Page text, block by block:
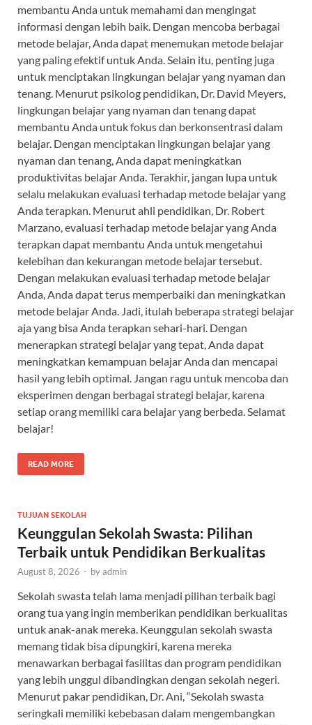
membantu Anda untuk memahami dan mengingat
informasi dengan lebih baik. Dengan mencoba berbagai
metode belajar, Anda dapat menemukan metode belajar
yang paling efektif untuk Anda. Selain itu, penting juga
untuk menciptakan lingkungan belajar yang nyaman dan
tenang. Menurut psikolog pendidikan, Dr. David Meyers,
lingkungan belajar yang nyaman dan tenang dapat
membantu Anda untuk fokus dan berkonsentrasi dalam
belajar. Dengan menciptakan lingkungan belajar yang
nyaman dan tenang, Anda dapat meningkatkan
produktivitas belajar Anda. Terakhir, jangan lupa untuk
selalu melakukan evaluasi terhadap metode belajar yang
Anda terapkan. Menurut ahli pendidikan, Dr. Robert
Marzano, evaluasi terhadap metode belajar yang Anda
terapkan dapat membantu Anda untuk mengetahui
kelebihan dan kekurangan metode belajar tersebut.
Dengan melakukan evaluasi terhadap metode belajar
Anda, Anda dapat terus memperbaiki dan meningkatkan
metode belajar Anda. Jadi, itulah beberapa strategi belajar
aja yang bisa Anda terapkan sehari-hari. Dengan
menerapkan strategi belajar yang tepat, Anda dapat
meningkatkan kemampuan belajar Anda dan mencapai
hasil yang lebih optimal. Jangan ragu untuk mencoba dan
eksperimen dengan berbagai strategi belajar, karena
setiap orang memiliki cara belajar yang berbeda. Selamat
belajar!
READ MORE
TUJUAN SEKOLAH
Keunggulan Sekolah Swasta: Pilihan
Terbaik untuk Pendidikan Berkualitas
August 8, 2026 - byadmin
Sekolah swasta telah lama menjadi pilihan terbaik bagi
orang tua yang ingin memberikan pendidikan berkualitas
untuk anak-anak mereka. Keunggulan sekolah swasta
memang tidak bisa dipungkiri, karena mereka
menawarkan berbagai fasilitas dan program pendidikan
yang lebih unggul dibandingkan dengan sekolah negeri.
Menurut pakar pendidikan, Dr. Ani, “Sekolah swasta
seringkali memiliki kebebasan dalam mengembangkan